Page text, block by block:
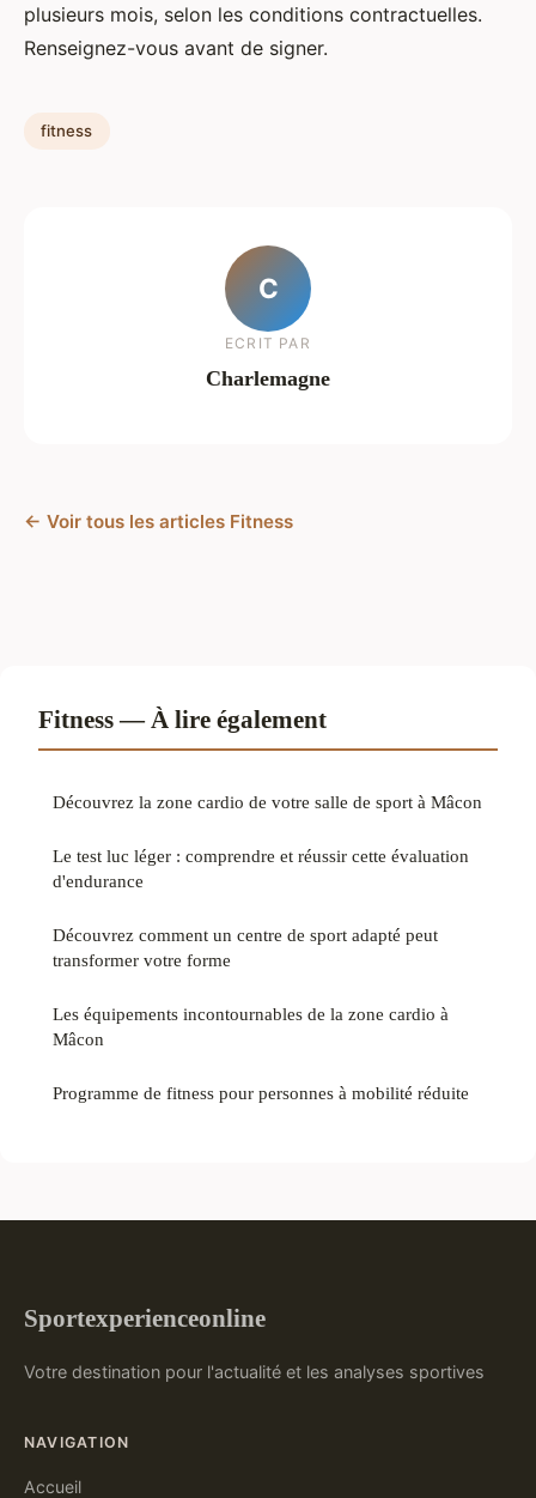
plusieurs mois, selon les conditions contractuelles.
Renseignez-vous avant de signer.
fitness
C
ECRIT PAR
Charlemagne
← Voir tous les articles Fitness
Fitness — À lire également
Découvrez la zone cardio de votre salle de sport à Mâcon
Le test luc léger : comprendre et réussir cette évaluation
d'endurance
Découvrez comment un centre de sport adapté peut
transformer votre forme
Les équipements incontournables de la zone cardio à
Mâcon
Programme de fitness pour personnes à mobilité réduite
Sportexperienceonline
Votre destination pour l'actualité et les analyses sportives
NAVIGATION
Accueil